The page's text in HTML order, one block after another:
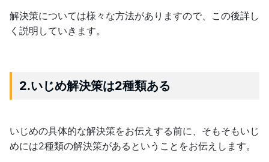
解決策については様々な方法がありますので、この後詳し
く説明していきます。
2.いじめ解決策は2種類ある
いじめの具体的な解決策をお伝えする前に、そもそもいじ
めには2種類の解決策があるということをお伝えします。